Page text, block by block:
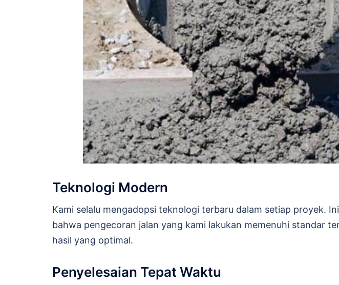
Teknologi Modern
Kami selalu mengadopsi teknologi terbaru dalam setiap proyek.
bahwa pengecoran jalan yang kami lakukan memenuhi standar
hasil yang optimal.
Penyelesaian Tepat Waktu